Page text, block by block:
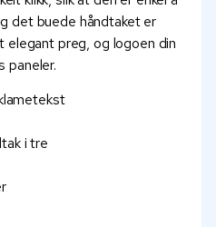
det buede håndtaket er
preg, og logoen din
paneler.
i tre